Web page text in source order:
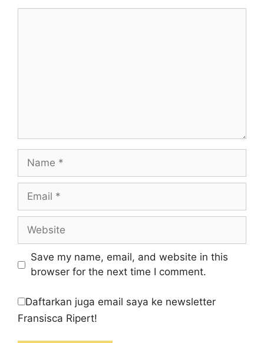
Name
Email
Website
Save my name, email, and website in this
browser for the next time I comment.
Daftarkan juga email saya ke newsletter
Fransisca Ripert!